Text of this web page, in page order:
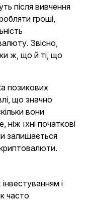
після вивчення
гроші,
Звісно,
ж, що й ті, що
позикових
що значно
вони
їхні початкові
залишається
і
часто